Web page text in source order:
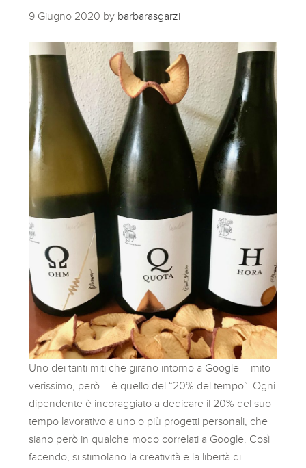
9 Giugno 2020 by barbarasgarzi
Uno dei tanti miti che girano intorno a Google – mito
verissimo, però – è quello del “20% del tempo”. Ogni
dipendente è incoraggiato a dedicare il 20% del suo
tempo lavorativo a uno o più progetti personali, che
siano però in qualche modo correlati a Google. Così
facendo, si stimolano la creatività e la libertà di